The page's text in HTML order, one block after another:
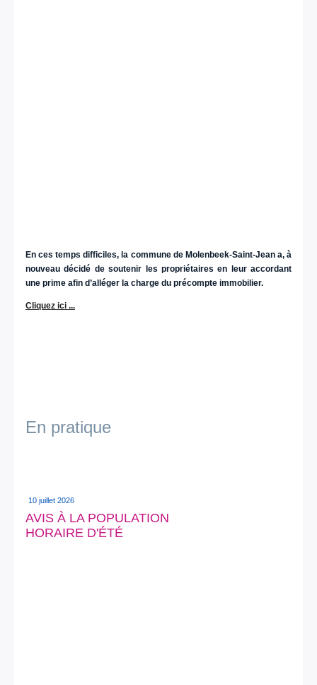
En ces temps difficiles, la commune de Molenbeek-Saint-Jean a, à
nouveau décidé de soutenir les propriétaires en leur accordant
une prime afin d’alléger la charge du précompte immobilier.
Cliquez ici ...
En pratique
10 juillet 2026
AVIS À LA POPULATION
HORAIRE D'ÉTÉ